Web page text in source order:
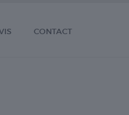
CONTACT